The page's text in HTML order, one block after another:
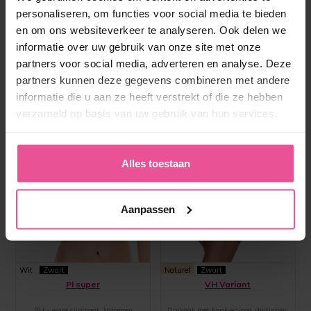
personaliseren, om functies voor social media te bieden
en om ons websiteverkeer te analyseren. Ook delen we
informatie over uw gebruik van onze site met onze
partners voor social media, adverteren en analyse. Deze
partners kunnen deze gegevens combineren met andere
informatie die u aan ze heeft verstrekt of die ze hebben
verzameld op basis van uw gebruik van hun services.
Alles toestaan
Aanpassen
Wit Zwart
PI super
Naturel Zwart
VH Variant